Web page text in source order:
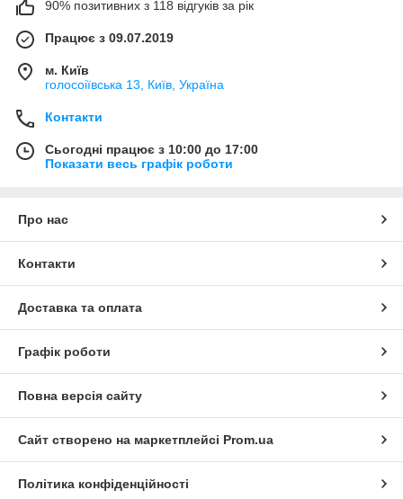
90% позитивних з 118 відгуків за рік
Працює з 09.07.2019
м. Київ
голосоіївська 13, Київ, Україна
Контакти
Сьогодні працює з 10:00 до 17:00
Показати весь графік роботи
Про нас
Контакти
Доставка та оплата
Графік роботи
Повна версія сайту
Сайт створено на маркетплейсі Prom.ua
Політика конфіденційності